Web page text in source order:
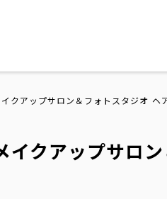
クアップサロン＆フォトスタジオ ヘ
クアップサロ